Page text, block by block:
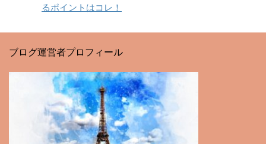
るポイントはコレ！
ブログ運営者プロフィール